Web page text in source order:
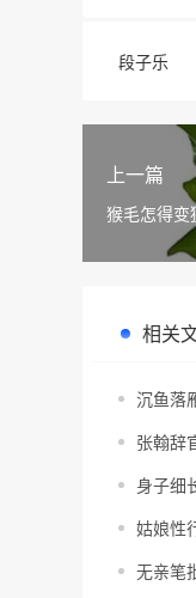
段子乐
上一篇
猴毛怎得
相关
沉鱼落
张翰辞
身子细
姑娘性
无亲笔